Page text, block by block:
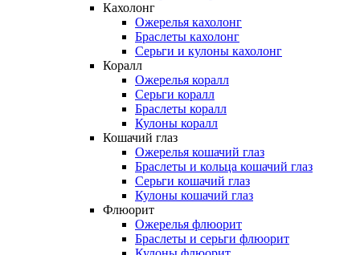
Кахолонг
Ожерелья кахолонг
Браслеты кахолонг
Серьги и кулоны кахолонг
Коралл
Ожерелья коралл
Серьги коралл
Браслеты коралл
Кулоны коралл
Кошачий глаз
Ожерелья кошачий глаз
Браслеты и кольца кошачий глаз
Серьги кошачий глаз
Кулоны кошачий глаз
Флюорит
Ожерелья флюорит
Браслеты и серьги флюорит